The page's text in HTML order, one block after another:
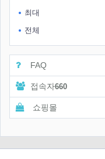
최대
전체
FAQ
접속자660
쇼핑몰